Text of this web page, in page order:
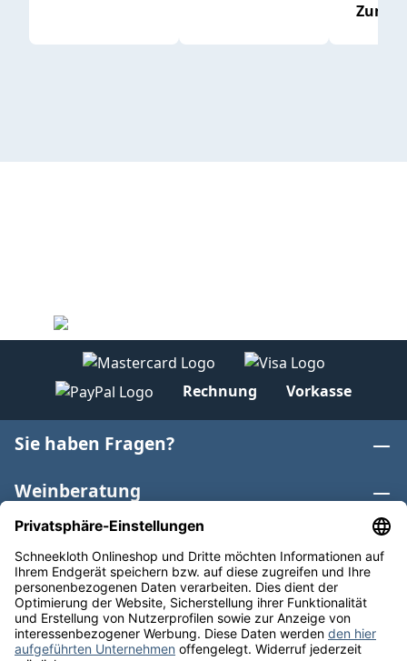
Zum
Rechnung Vorkasse
Sie haben Fragen?
Weinberatung
Informationen
Weinkategorien
Internationaler Wein